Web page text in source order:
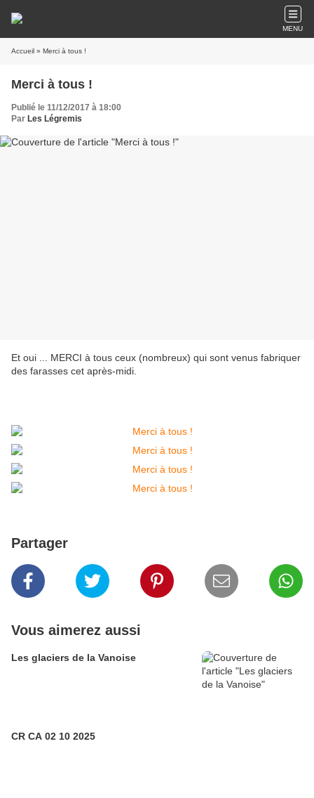
MENU
Accueil » Merci à tous !
Merci à tous !
Publié le 11/12/2017 à 18:00
Par Les Légremis
Et oui ... MERCI à tous ceux (nombreux) qui sont venus fabriquer
des farasses cet après-midi.
Partager
Vous aimerez aussi
Les glaciers de la Vanoise
CR CA 02 10 2025